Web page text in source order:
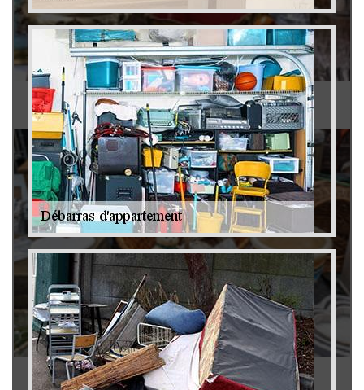
Antiquaire 79
Brocanteur 79